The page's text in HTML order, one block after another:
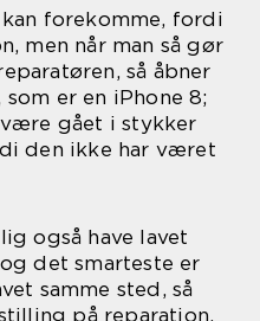
kan forekomme, fordi
men når man så gør
så åbner
er en iPhone 8;
gået i stykker
den ikke har været
også have lavet
det smarteste er
samme sted, så
på reparation,